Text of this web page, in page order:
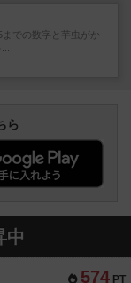
での数字と芋虫がか
ら
中
574 PT